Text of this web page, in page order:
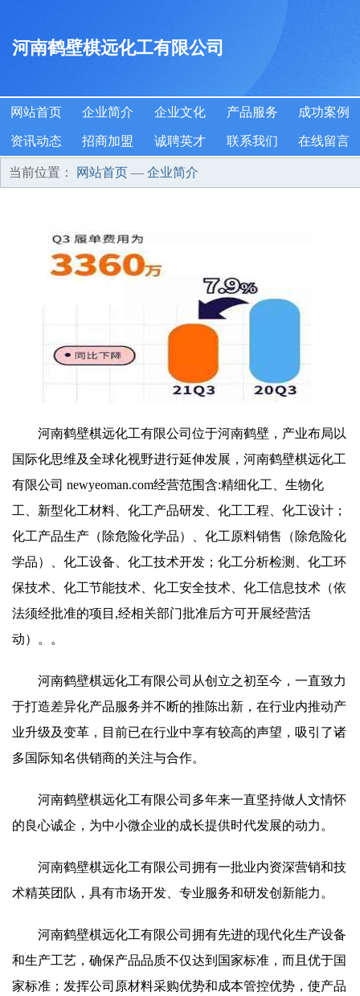
河南鹤壁棋远化工有限公司
网站首页 企业简介 企业文化 产品服务 成功案例
资讯动态 招商加盟 诚聘英才 联系我们 在线留言
当前位置： 网站首页 — 企业简介
河南鹤壁棋远化工有限公司位于河南鹤壁，产业布局以
国际化思维及全球化视野进行延伸发展，河南鹤壁棋远化工
有限公司 newyeoman.com经营范围含:精细化工、生物化
工、新型化工材料、化工产品研发、化工工程、化工设计；
化工产品生产（除危险化学品）、化工原料销售（除危险化
学品）、化工设备、化工技术开发；化工分析检测、化工环
保技术、化工节能技术、化工安全技术、化工信息技术（依
法须经批准的项目,经相关部门批准后方可开展经营活
动）。。
河南鹤壁棋远化工有限公司从创立之初至今，一直致力
于打造差异化产品服务并不断的推陈出新，在行业内推动产
业升级及变革，目前已在行业中享有较高的声望，吸引了诸
多国际知名供销商的关注与合作。
河南鹤壁棋远化工有限公司多年来一直坚持做人文情怀
的良心诚企，为中小微企业的成长提供时代发展的动力。
河南鹤壁棋远化工有限公司拥有一批业内资深营销和技
术精英团队，具有市场开发、专业服务和研发创新能力。
河南鹤壁棋远化工有限公司拥有先进的现代化生产设备
和生产工艺，确保产品品质不仅达到国家标准，而且优于国
家标准；发挥公司原材料采购优势和成本管控优势，使产品